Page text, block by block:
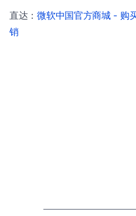
直达：微软中国官方商城 - 购
销